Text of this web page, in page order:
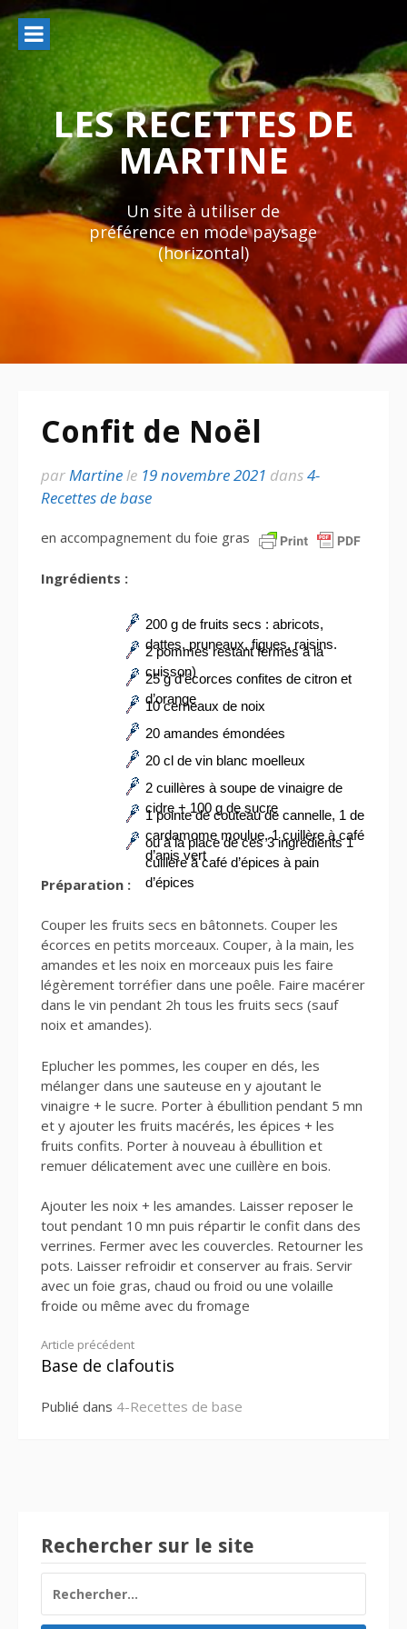
Aller
au
contenu
LES RECETTES DE
MARTINE
Un site à utiliser de
préférence en mode paysage
(horizontal)
Confit de Noël
parMartinele 19 novembre 2021 dans4-
Recettes de base
en accompagnement du foie gras
Ingrédients :
200 g de fruits secs : abricots,
dattes, pruneaux, figues, raisins.
2 pommes restant fermes à la
cuisson)
25 g d’écorces confites de citron et
d’orange
10 cerneaux de noix
20 amandes émondées
20 cl de vin blanc moelleux
2 cuillères à soupe de vinaigre de
cidre + 100 g de sucre
1 pointe de couteau de cannelle, 1 de
cardamome moulue, 1 cuillère à café
d’anis vert
ou à la place de ces 3 ingrédients 1
cuillère à café d’épices à pain
d’épices
Préparation :
Couper les fruits secs en bâtonnets. Couper les
écorces en petits morceaux. Couper, à la main, les
amandes et les noix en morceaux puis les faire
légèrement torréfier dans une poêle. Faire macérer
dans le vin pendant 2h tous les fruits secs (sauf
noix et amandes).
Eplucher les pommes, les couper en dés, les
mélanger dans une sauteuse en y ajoutant le
vinaigre + le sucre. Porter à ébullition pendant 5 mn
et y ajouter les fruits macérés, les épices + les
fruits confits. Porter à nouveau à ébullition et
remuer délicatement avec une cuillère en bois.
Ajouter les noix + les amandes. Laisser reposer le
tout pendant 10 mn puis répartir le confit dans des
verrines. Fermer avec les couvercles. Retourner les
pots. Laisser refroidir et conserver au frais. Servir
avec un foie gras, chaud ou froid ou une volaille
froide ou même avec du fromage
Lire
suite
Article précédent
Base de clafoutis
Publié dans 4-Recettes de base
Rechercher sur le site